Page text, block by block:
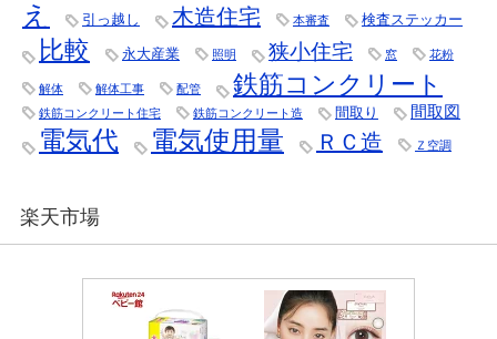
え
引っ越し 木造住宅 本審査 検査ステッカー
比較 永大産業 照明 狭小住宅 窓 花粉
解体 解体工事 配管 鉄筋コンクリート
鉄筋コンクリート住宅 鉄筋コンクリート造 間取り 間取図
電気代 電気使用量 ＲＣ造 Ｚ空調
楽天市場